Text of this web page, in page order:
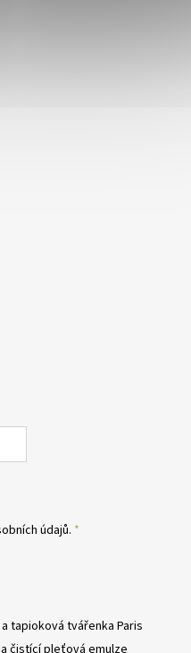
údajů.
a tapioková tvářenka Paris
a čistící pleťová emulze